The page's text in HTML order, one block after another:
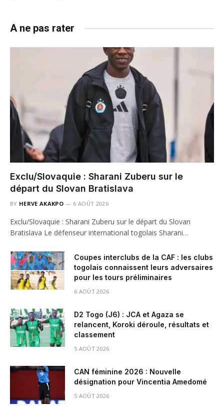
A ne pas rater
Exclu/Slovaquie : Sharani Zuberu sur le
départ du Slovan Bratislava
BY HERVE AKAKPO 6 AOÛT 2026
Exclu/Slovaquie : Sharani Zuberu sur le départ du Slovan
Bratislava Le défenseur international togolais Sharani…
Coupes interclubs de la CAF : les clubs
togolais connaissent leurs adversaires
pour les tours préliminaires
6 AOÛT 2026
D2 Togo (J6) : JCA et Agaza se
relancent, Koroki déroule, résultats et
classement
5 AOÛT 2026
CAN féminine 2026 : Nouvelle
désignation pour Vincentia Amedomé
5 AOÛT 2026